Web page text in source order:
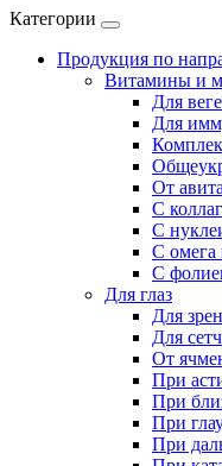
Категории
Продукция по
Витамины и
Для
Для
От
С
С
С омега
С
Для глаз
Для
Для
От
При
При
При
При